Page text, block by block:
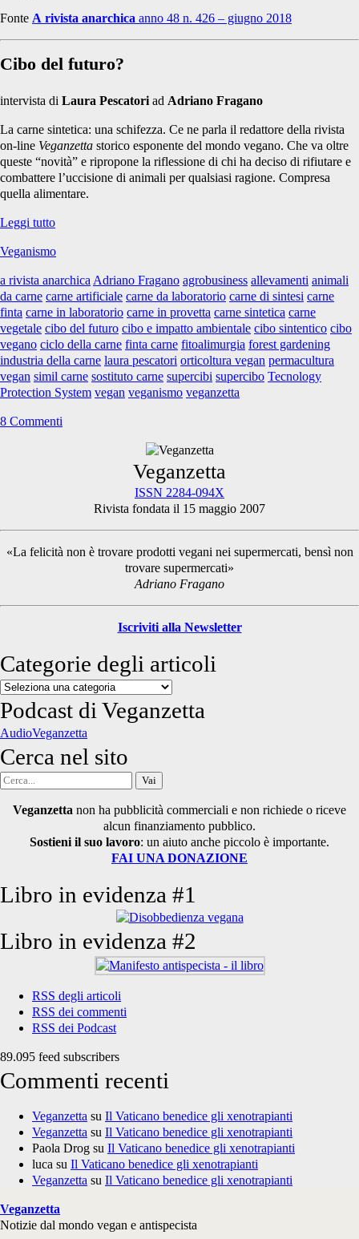
vegan</span>
Fonte A rivista anarchica anno 48 n. 426 – giugno 2018
Cibo del futuro?
intervista di Laura Pescatori ad Adriano Fragano
La carne sintetica: una schifezza. Ce ne parla il redattore della rivista
on-line Veganzetta storico esponente del mondo vegano. Che va oltre
queste “novità” e ripropone la riflessione di chi ha deciso di rifiutare e
combattere l’uccisione di animali per qualsiasi ragione. Compresa
quella alimentare.
Leggi tuttoCibo
futuro?
Veganismo
a rivista anarchica Adriano Fragano agrobusiness allevamenti animali
da carne carne artificiale carne da laboratorio carne di sintesi carne
finta carne in laboratorio carne in provetta carne sintetica carne
vegetale cibo del futuro cibo e impatto ambientale cibo sintentico cibo
vegano ciclo della carne finta carne fitoalimurgia forest gardening
industria della carne laura pescatori orticoltura vegan permacultura
vegan simil carne sostituto carne supercibi supercibo Tecnology
Protection System vegan veganismo veganzetta
8 Commenti
Sidebar
Veganzetta
ISSN 2284-094X
Rivista fondata il 15 maggio 2007
«La felicità non è trovare prodotti vegani nei supermercati, bensì non
trovare supermercati»
Adriano Fragano
Iscriviti alla Newsletter
Categorie degli articoli
Categorie
degli
articoli
Podcast di Veganzetta
AudioVeganzetta
Cerca nel sito
Cerca
Veganzetta non ha pubblicità commerciali e non richiede o riceve
alcun finanziamento pubblico.
Sostieni il suo lavoro: un aiuto anche piccolo è importante.
FAI UNA DONAZIONE
Libro in evidenza #1
Libro in evidenza #2
RSS degli articoli
RSS dei commenti
RSS dei Podcast
89.095 feed subscribers
Commenti recenti
Veganzetta su Il Vaticano benedice gli xenotrapianti
Veganzetta su Il Vaticano benedice gli xenotrapianti
Paola Drog su Il Vaticano benedice gli xenotrapianti
luca su Il Vaticano benedice gli xenotrapianti
Veganzetta su Il Vaticano benedice gli xenotrapianti
Veganzetta
Notizie dal mondo vegan e antispecista